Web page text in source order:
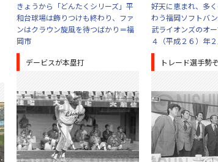
きょうから「どんたくシリーズ」平
和台球場は飾りつけも終わり、ファ
ンはクラウン旋風を待つばかり＝福
岡市
好天に恵まれ、多
わう福岡ソフトバ
武ライオンズのオ
４（平成２６）年
デービスが本塁打 トレード選手勢